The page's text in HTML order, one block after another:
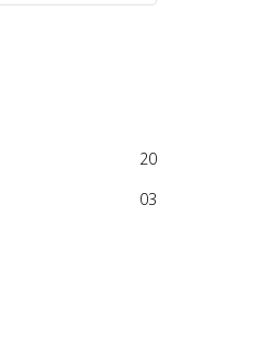
20
03